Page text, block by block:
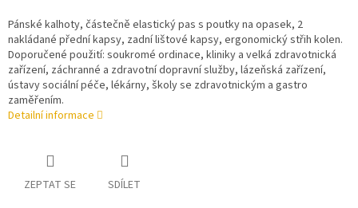
Pánské kalhoty, částečně elastický pas s poutky na opasek, 2
nakládané přední kapsy, zadní lištové kapsy, ergonomický střih kolen.
Doporučené použití: soukromé ordinace, kliniky a velká zdravotnická
zařízení, záchranné a zdravotní dopravní služby, lázeňská zařízení,
ústavy sociální péče, lékárny, školy se zdravotnickým a gastro
zaměřením.
Detailní informace
ZEPTAT SE SDÍLET